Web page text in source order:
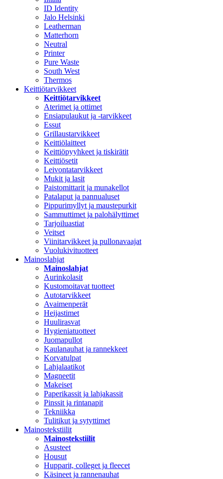
ID Identity
Jalo Helsinki
Leatherman
Matterhorn
Neutral
Printer
Pure Waste
South West
Thermos
Keittiötarvikkeet
Keittiötarvikkeet
Aterimet ja ottimet
Ensiapulaukut ja -tarvikkeet
Essut
Grillaustarvikkeet
Keittiölaitteet
Keittiöpyyhkeet ja tiskirätit
Keittiösetit
Leivontatarvikkeet
Mukit ja lasit
Paistomittarit ja munakellot
Patalaput ja pannualuset
Pippurimyllyt ja maustepurkit
Sammuttimet ja palohälyttimet
Tarjoiluastiat
Veitset
Viinitarvikkeet ja pullonavaajat
Vuolukivituotteet
Mainoslahjat
Mainoslahjat
Aurinkolasit
Kustomoitavat tuotteet
Autotarvikkeet
Avaimenperät
Heijastimet
Huulirasvat
Hygieniatuotteet
Juomapullot
Kaulanauhat ja rannekkeet
Korvatulpat
Lahjalaatikot
Magneetit
Makeiset
Paperikassit ja lahjakassit
Pinssit ja rintanapit
Tekniikka
Tulitikut ja sytyttimet
Mainostekstiilit
Mainostekstiilit
Asusteet
Housut
Hupparit, colleget ja fleecet
Käsineet ja rannenauhat